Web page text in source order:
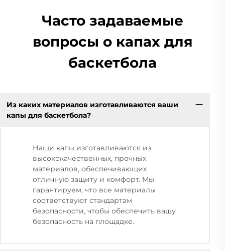
Часто задаваемые
вопросы о капах для
баскетбола
Из каких материалов изготавливаются ваши
капы для баскетбола?
Наши капы изготавливаются из
высококачественных, прочных
материалов, обеспечивающих
отличную защиту и комфорт. Мы
гарантируем, что все материалы
соответствуют стандартам
безопасности, чтобы обеспечить вашу
безопасность на площадке.